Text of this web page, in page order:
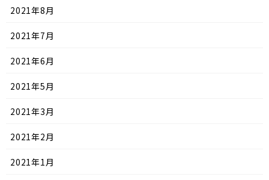
2021年8月
2021年7月
2021年6月
2021年5月
2021年3月
2021年2月
2021年1月